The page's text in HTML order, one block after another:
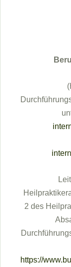
2 des
https://